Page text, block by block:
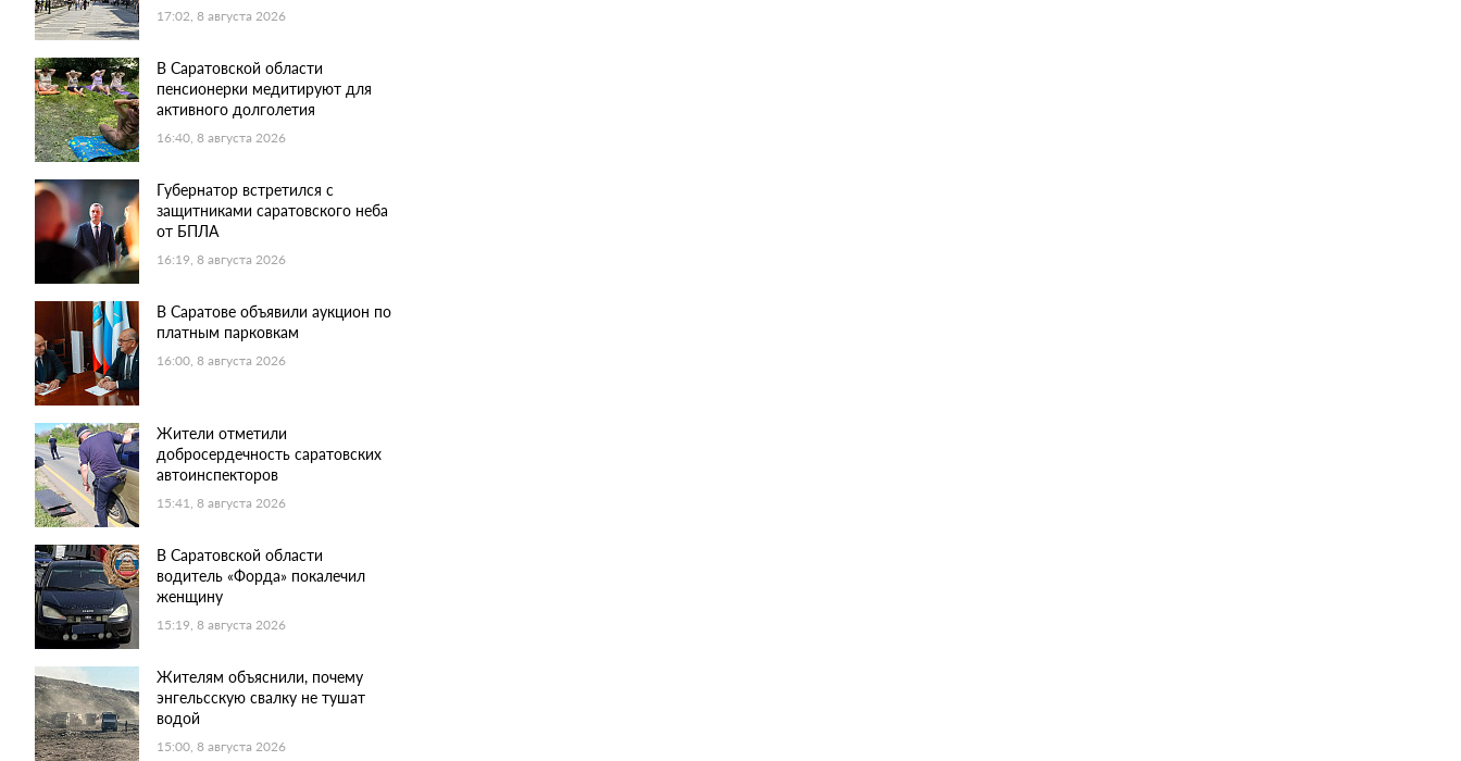
17:02, 8 августа 2026
В Саратовской области
пенсионерки медитируют для
активного долголетия
16:40, 8 августа 2026
Губернатор встретился с
защитниками саратовского неба
от БПЛА
16:19, 8 августа 2026
В Саратове объявили аукцион по
платным парковкам
16:00, 8 августа 2026
Жители отметили
добросердечность саратовских
автоинспекторов
15:41, 8 августа 2026
В Саратовской области
водитель «Форда» покалечил
женщину
15:19, 8 августа 2026
Жителям объяснили, почему
энгельсскую свалку не тушат
водой
15:00, 8 августа 2026